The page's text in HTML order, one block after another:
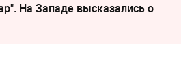
На Западе высказались о